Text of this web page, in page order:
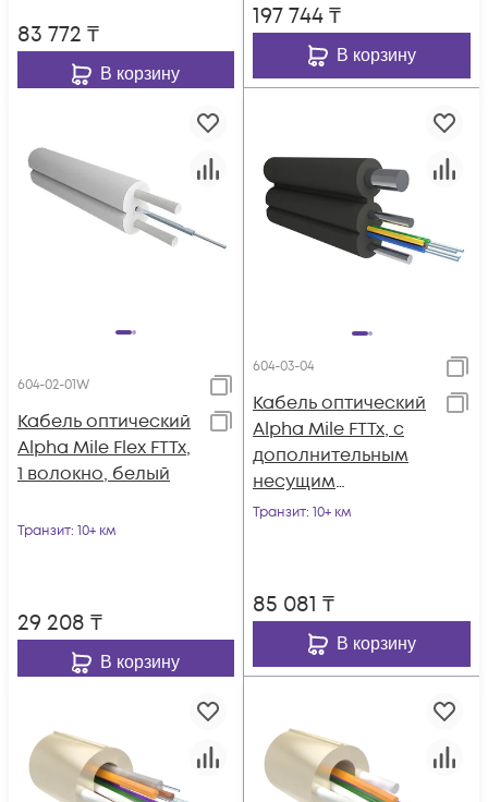
83 772 ₸
В корзину
197 744₸
В корзину
604-02-01W
Кабель оптический
Alpha Mile Flex FTTx,
1 волокно, белый
Транзит: 10+ км
29 208 ₸
В корзину
604-03-04
Кабель оптический
Alpha Mile FTTx, с
дополнительным
несущим
элементом
Транзит: 10+ км
85 081 ₸
В корзину